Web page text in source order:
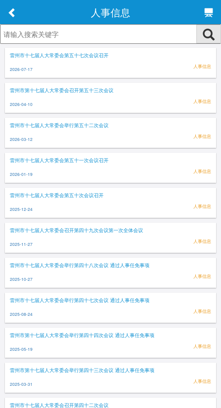
人事信息
雷州市十七届人大常委会第五十七次会议召开
2026-07-17 人事信息
雷州市第十七届人大常委会召开第五十三次会议
2026-04-10 人事信息
雷州市十七届人大常委会举行第五十二次会议
2026-03-12 人事信息
雷州市十七届人大常委会第五十一次会议召开
2026-01-19 人事信息
雷州市十七届人大常委会第五十次会议召开
2025-12-24 人事信息
雷州市十七届人大常委会召开第四十九次会议第一次全体会议
2025-11-27 人事信息
雷州市十七届人大常委会举行第四十八次会议 通过人事任免事项
2025-10-27 人事信息
雷州市十七届人大常委会举行第四十七次会议 通过人事任免事项
2025-08-24 人事信息
雷州市第十七届人大常委会举行第四十四次会议 通过人事任免事项
2025-05-19 人事信息
雷州市第十七届人大常委会举行第四十三次会议 通过人事任免事项
2025-03-31 人事信息
雷州市十七届人大常委会召开第四十二次会议